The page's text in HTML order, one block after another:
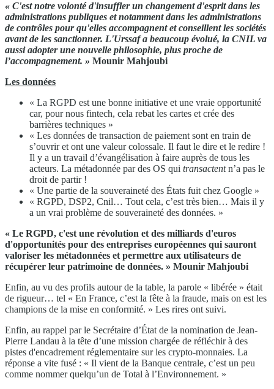
« C'est notre volonté d'insuffler un changement d'esprit dans les
administrations publiques et notamment dans les administrations
de contrôles pour qu'elles accompagnent et conseillent les sociétés
avant de les sanctionner. L'Urssaf a beaucoup évolué, la CNIL va
aussi adopter une nouvelle philosophie, plus proche de
l’accompagnement. » Mounir Mahjoubi
Les données
« La RGPD est une bonne initiative et une vraie opportunité
car, pour nous fintech, cela rebat les cartes et crée des
barrières techniques »
« Les données de transaction de paiement sont en train de
s’ouvrir et ont une valeur colossale. Il faut le dire et le redire !
Il y a un travail d’évangélisation à faire auprès de tous les
acteurs. La métadonnée par des OS qui transactentn’a pas le
droit de partir !
« Une partie de la souveraineté des États fuit chez Google »
« RGPD, DSP2, Cnil… Tout cela, c’est très bien… Mais il y
a un vrai problème de souveraineté des données. »
« Le RGPD, c'est une révolution et des milliards d'euros
d'opportunités pour des entreprises européennes qui sauront
valoriser les métadonnées et permettre aux utilisateurs de
récupérer leur patrimoine de données. » Mounir Mahjoubi
Enfin, au vu des profils autour de la table, la parole « libérée » était
de rigueur… tel « En France, c’est la fête à la fraude, mais on est les
champions de la mise en conformité. » Les rires ont suivi.
Enfin, au rappel par le Secrétaire d’État de la nomination de Jean-
Pierre Landau à la tête d’une mission chargée de réfléchir à des
pistes d'encadrement réglementaire sur les crypto-monnaies. La
réponse a vite fusé : « Il vient de la Banque centrale, c’est un peu
comme nommer quelqu’un de Total à l’Environnement. »